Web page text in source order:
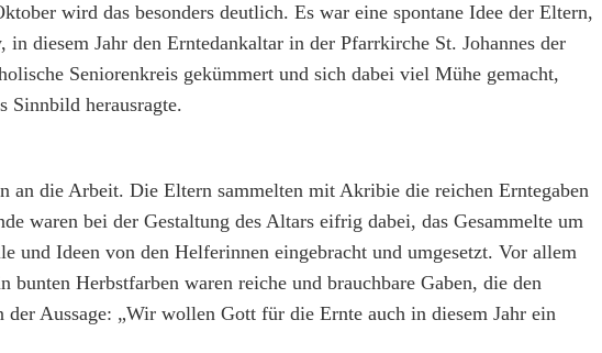
wird das besonders deutlich. Es war eine spontane Idee der Eltern,
diesem Jahr den Erntedankaltar in der Pfarrkirche St. Johannes der
Seniorenkreis gekümmert und sich dabei viel Mühe gemacht,
Sinnbild herausragte.
an die Arbeit. Die Eltern sammelten mit Akribie die reichen Erntegaben
waren bei der Gestaltung des Altars eifrig dabei, das Gesammelte um
und Ideen von den Helferinnen eingebracht und umgesetzt. Vor allem
Herbstfarben waren reiche und brauchbare Gaben, die den
Aussage: „Wir wollen Gott für die Ernte auch in diesem Jahr ein